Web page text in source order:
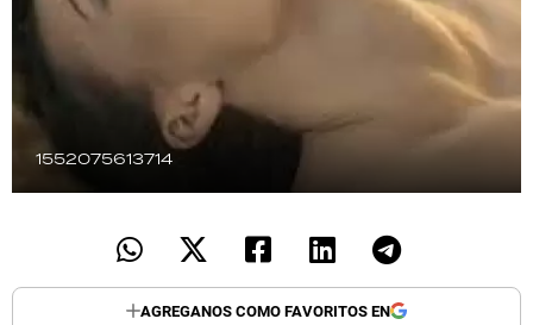
1552075613714
AGREGANOS COMO FAVORITOS EN
RECETAS
HORÓSCOPO
Seguinos